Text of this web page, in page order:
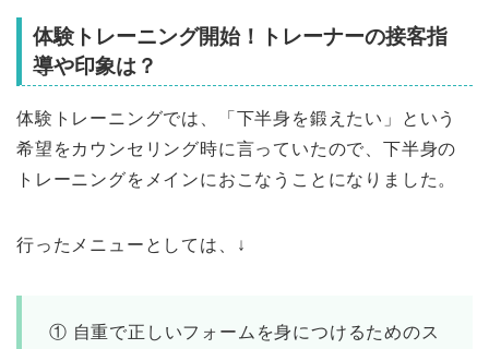
体験トレーニング開始！トレーナーの接客指
導や印象は？
体験トレーニングでは、「下半身を鍛えたい」という
希望をカウンセリング時に言っていたので、下半身の
トレーニングをメインにおこなうことになりました。
行ったメニューとしては、↓
① 自重で正しいフォームを身につけるためのス